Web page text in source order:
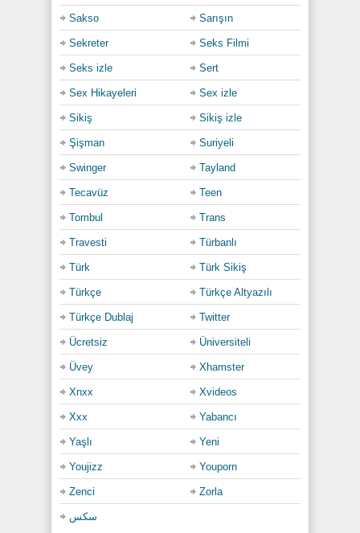
Sakso Sarışın
Sekreter Seks Filmi
Seks izle Sert
Sex Hikayeleri Sex izle
Sikiş Sikiş izle
Şişman Suriyeli
Swinger Tayland
Tecavüz Teen
Tombul Trans
Travesti Türbanlı
Türk Türk Sikiş
Türkçe Türkçe Altyazılı
Türkçe Dublaj Twitter
Ücretsiz Üniversiteli
Üvey Xhamster
Xnxx Xvideos
Xxx Yabancı
Yaşlı Yeni
Youjizz Youporn
Zenci Zorla
سكس